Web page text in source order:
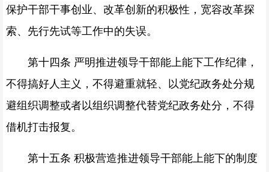
保护干部干事创业、改革创新的积极性，宽容改革探
索、先行先试等工作中的失误。
第十四条 严明推进领导干部能上能下工作纪律，
不得搞好人主义，不得避重就轻、以党纪政务处分规
避组织调整或者以组织调整代替党纪政务处分，不得
借机打击报复。
第十五条 积极营造推进领导干部能上能下的制度